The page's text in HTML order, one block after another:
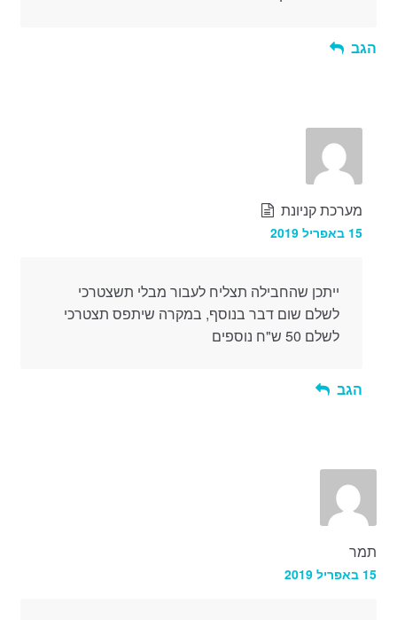
הגב
מערכת קניונת
15 באפריל 2019
ייתכן שהחבילה תצליח לעבור מבלי תשצטרכי
לשלם שום דבר בנוסף, במקרה שיתפס תצטרכי
לשלם 50 ש"ח נוספים
הגב
תמר
15 באפריל 2019